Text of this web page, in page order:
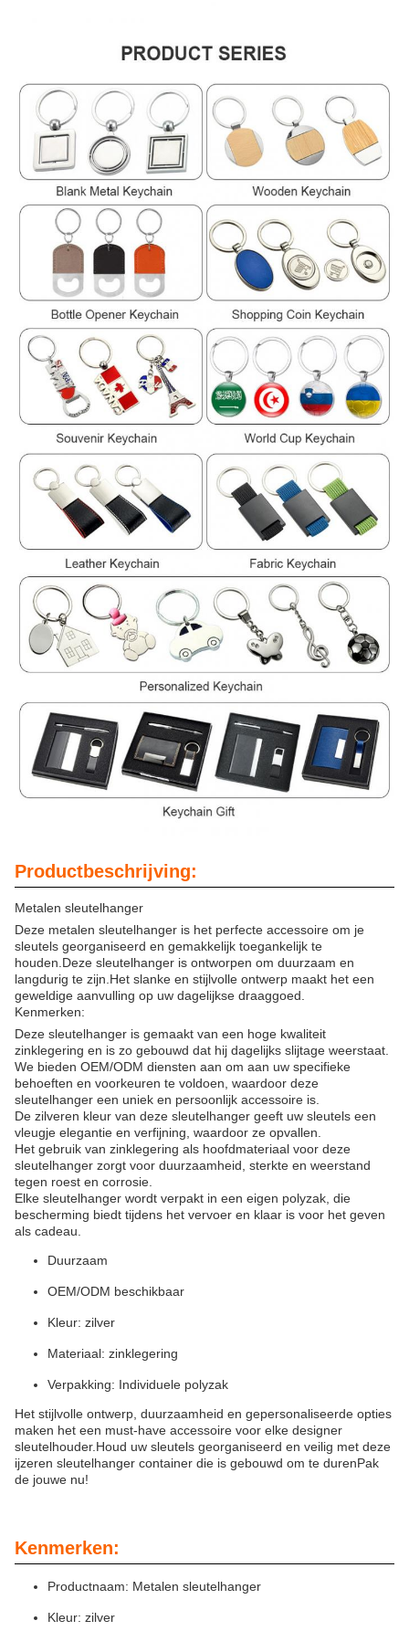
Productbeschrijving:
Metalen sleutelhanger
Deze metalen sleutelhanger is het perfecte accessoire om je
sleutels georganiseerd en gemakkelijk toegankelijk te
houden.Deze sleutelhanger is ontworpen om duurzaam en
langdurig te zijn.Het slanke en stijlvolle ontwerp maakt het een
geweldige aanvulling op uw dagelijkse draaggoed.
Kenmerken:
Deze sleutelhanger is gemaakt van een hoge kwaliteit
zinklegering en is zo gebouwd dat hij dagelijks slijtage weerstaat.
We bieden OEM/ODM diensten aan om aan uw specifieke
behoeften en voorkeuren te voldoen, waardoor deze
sleutelhanger een uniek en persoonlijk accessoire is.
De zilveren kleur van deze sleutelhanger geeft uw sleutels een
vleugje elegantie en verfijning, waardoor ze opvallen.
Het gebruik van zinklegering als hoofdmateriaal voor deze
sleutelhanger zorgt voor duurzaamheid, sterkte en weerstand
tegen roest en corrosie.
Elke sleutelhanger wordt verpakt in een eigen polyzak, die
bescherming biedt tijdens het vervoer en klaar is voor het geven
als cadeau.
Duurzaam
OEM/ODM beschikbaar
Kleur: zilver
Materiaal: zinklegering
Verpakking: Individuele polyzak
Het stijlvolle ontwerp, duurzaamheid en gepersonaliseerde opties
maken het een must-have accessoire voor elke designer
sleutelhouder.Houd uw sleutels georganiseerd en veilig met deze
ijzeren sleutelhanger container die is gebouwd om te durenPak
de jouwe nu!
Kenmerken:
Productnaam: Metalen sleutelhanger
Kleur: zilver